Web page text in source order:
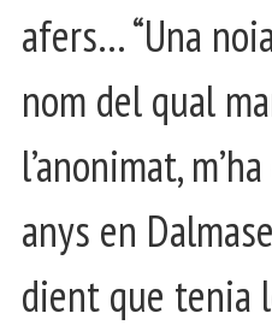
afers… “Una
nom del qual
l’anonimat,
anys en
dient que tenia